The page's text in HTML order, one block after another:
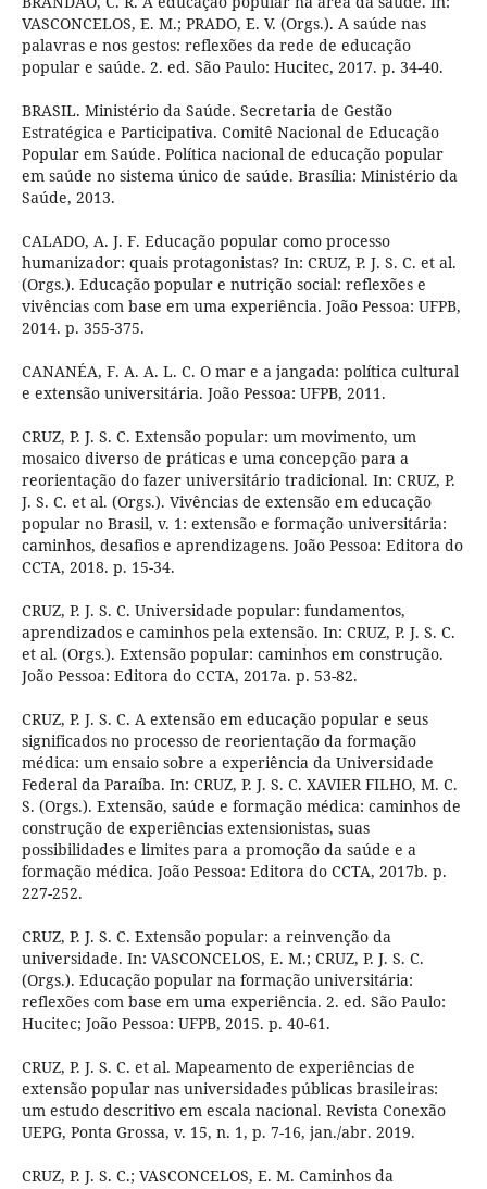
VASCONCELOS, E. M.; PRADO, E. V. (Orgs.). A saúde nas
palavras e nos gestos: reflexões da rede de educação
popular e saúde. 2. ed. São Paulo: Hucitec, 2017. p. 34-40.
BRASIL. Ministério da Saúde. Secretaria de Gestão
Estratégica e Participativa. Comitê Nacional de Educação
Popular em Saúde. Política nacional de educação popular
em saúde no sistema único de saúde. Brasília: Ministério da
Saúde, 2013.
CALADO, A. J. F. Educação popular como processo
humanizador: quais protagonistas? In: CRUZ, P. J. S. C. et al.
(Orgs.). Educação popular e nutrição social: reflexões e
vivências com base em uma experiência. João Pessoa: UFPB,
2014. p. 355-375.
CANANÉA, F. A. A. L. C. O mar e a jangada: política cultural
e extensão universitária. João Pessoa: UFPB, 2011.
CRUZ, P. J. S. C. Extensão popular: um movimento, um
mosaico diverso de práticas e uma concepção para a
reorientação do fazer universitário tradicional. In: CRUZ, P.
J. S. C. et al. (Orgs.). Vivências de extensão em educação
popular no Brasil, v. 1: extensão e formação universitária:
caminhos, desafios e aprendizagens. João Pessoa: Editora do
CCTA, 2018. p. 15-34.
CRUZ, P. J. S. C. Universidade popular: fundamentos,
aprendizados e caminhos pela extensão. In: CRUZ, P. J. S. C.
et al. (Orgs.). Extensão popular: caminhos em construção.
João Pessoa: Editora do CCTA, 2017a. p. 53-82.
CRUZ, P. J. S. C. A extensão em educação popular e seus
significados no processo de reorientação da formação
médica: um ensaio sobre a experiência da Universidade
Federal da Paraíba. In: CRUZ, P. J. S. C. XAVIER FILHO, M. C.
S. (Orgs.). Extensão, saúde e formação médica: caminhos de
construção de experiências extensionistas, suas
possibilidades e limites para a promoção da saúde e a
formação médica. João Pessoa: Editora do CCTA, 2017b. p.
227-252.
CRUZ, P. J. S. C. Extensão popular: a reinvenção da
universidade. In: VASCONCELOS, E. M.; CRUZ, P. J. S. C.
(Orgs.). Educação popular na formação universitária:
reflexões com base em uma experiência. 2. ed. São Paulo:
Hucitec; João Pessoa: UFPB, 2015. p. 40-61.
CRUZ, P. J. S. C. et al. Mapeamento de experiências de
extensão popular nas universidades públicas brasileiras:
um estudo descritivo em escala nacional. Revista Conexão
UEPG, Ponta Grossa, v. 15, n. 1, p. 7-16, jan./abr. 2019.
CRUZ, P. J. S. C.; VASCONCELOS, E. M. Caminhos da